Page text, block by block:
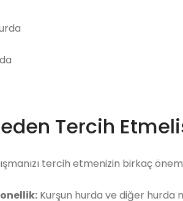
Tercih
tercih etmenizin birkaç
Kurşun hurda ve diğer hurda